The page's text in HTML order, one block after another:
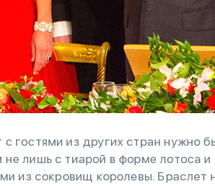
гостями из других стран нужно
лишь с тиарой в форме лотоса
из сокровищ королевы. Браслет